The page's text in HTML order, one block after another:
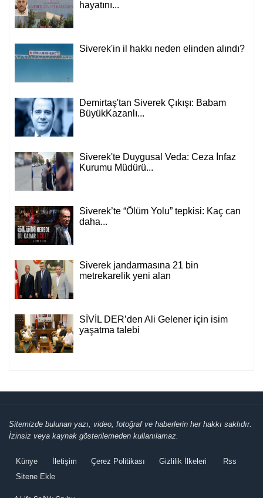
hayatını...
Siverek'in il hakkı neden elinden alındı?
Demirtaş'tan Siverek Çıkışı: Babam
BüyükKazanlı...
Siverek'te Duygusal Veda: Ceza İnfaz
Kurumu Müdürü...
Siverek’te “Ölüm Yolu” tepkisi: Kaç can
daha...
Siverek jandarmasına 21 bin
metrekarelik yeni alan
SİVİL DER’den Ali Gelener için isim
yaşatma talebi
Sitemizde bulunan yazı, video, fotoğraf ve haberlerin her hakkı saklıdır.
İzinsiz veya kaynak gösterilemeden kullanılamaz.
Künye İletişim Çerez Politikası Gizlilik İlkeleri
Rss
Sitene Ekle